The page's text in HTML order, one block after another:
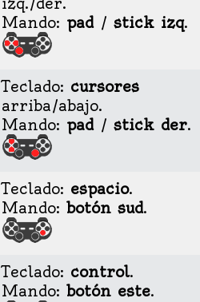
Mando: pad/ stick izq.
Teclado: cursores
arriba/abajo.
Mando: pad/ stick der.
Teclado: espacio.
Mando: botón sud.
Teclado: control.
Mando: botón este.